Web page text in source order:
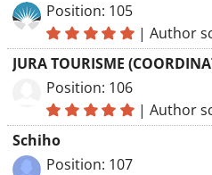
Position: 105
|Author
JURA TOURISME
Position: 106
|Author
Schiho
Position: 107